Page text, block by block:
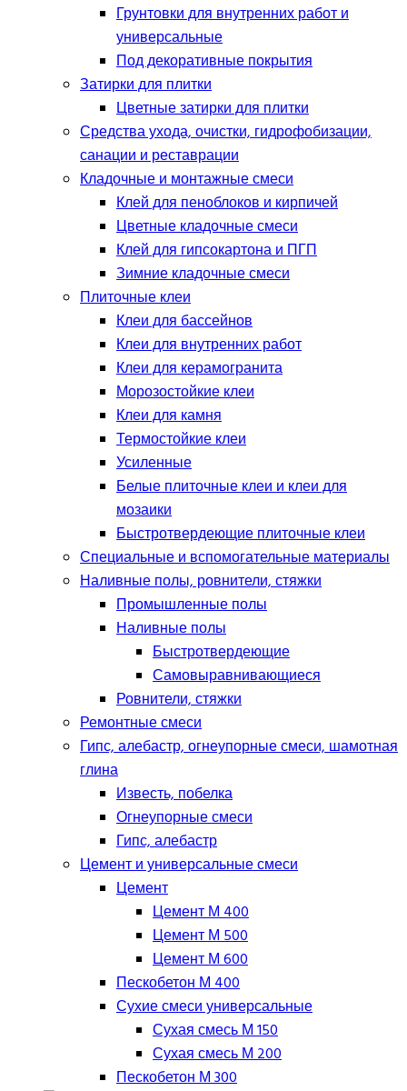
Грунтовки для внутренних работ и
универсальные
Под декоративные покрытия
Затирки для плитки
Цветные затирки для плитки
Средства ухода, очистки, гидрофобизации,
санации и реставрации
Кладочные и монтажные смеси
Клей для пеноблоков и кирпичей
Цветные кладочные смеси
Клей для гипсокартона и ПГП
Зимние кладочные смеси
Плиточные клеи
Клеи для бассейнов
Клеи для внутренних работ
Клеи для керамогранита
Морозостойкие клеи
Клеи для камня
Термостойкие клеи
Усиленные
Белые плиточные клеи и клеи для
мозаики
Быстротвердеющие плиточные клеи
Специальные и вспомогательные материалы
Наливные полы, ровнители, стяжки
Промышленные полы
Наливные полы
Быстротвердеющие
Самовыравнивающиеся
Ровнители, стяжки
Ремонтные смеси
Гипс, алебастр, огнеупорные смеси, шамотная
глина
Известь, побелка
Огнеупорные смеси
Гипс, алебастр
Цемент и универсальные смеси
Цемент
Цемент М 400
Цемент М 500
Цемент М 600
Пескобетон М 400
Сухие смеси универсальные
Сухая смесь М 150
Сухая смесь М 200
Пескобетон М 300